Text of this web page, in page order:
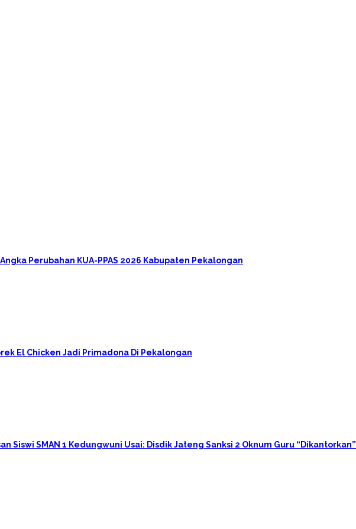
Perubahan KUA-PPAS 2026 Kabupaten Pekalongan
El Chicken Jadi Primadona Di Pekalongan
Siswi SMAN 1 Kedungwuni Usai: Disdik Jateng Sanksi 2 Oknum Guru “Dikantorkan”